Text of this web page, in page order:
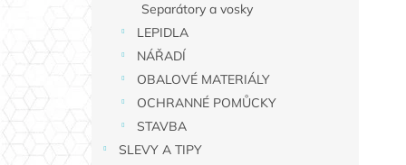
Separátory a vosky
LEPIDLA
NÁŘADÍ
OBALOVÉ MATERIÁLY
OCHRANNÉ POMŮCKY
STAVBA
SLEVY A TIPY